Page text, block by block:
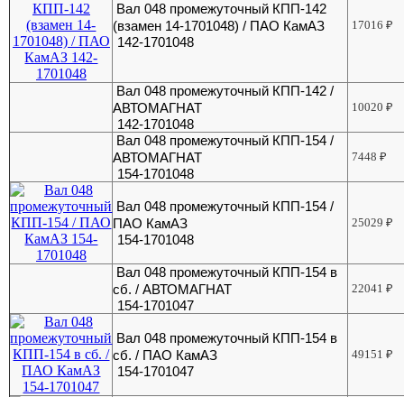
Вал 048 промежуточный КПП-142
(взамен 14-1701048) / ПАО КамАЗ
142-1701048
17016₽
Вал 048 промежуточный КПП-142 /
АВТОМАГНАТ
142-1701048
10020₽
Вал 048 промежуточный КПП-154 /
АВТОМАГНАТ
154-1701048
7448₽
Вал 048 промежуточный КПП-154 /
ПАО КамАЗ
154-1701048
25029₽
Вал 048 промежуточный КПП-154 в
сб. / АВТОМАГНАТ
154-1701047
22041₽
Вал 048 промежуточный КПП-154 в
сб. / ПАО КамАЗ
154-1701047
49151₽